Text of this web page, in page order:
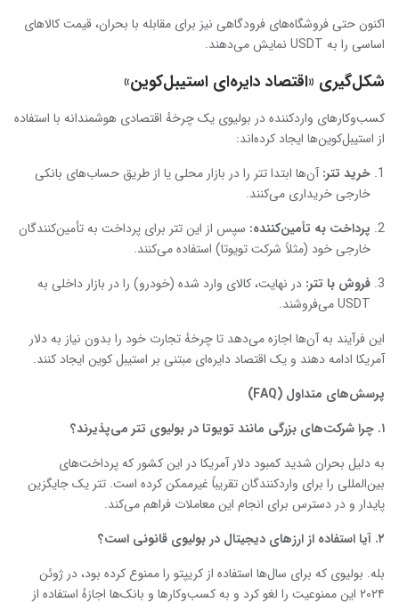
اکنون حتی فروشگاه‌های فرودگاهی نیز برای مقابله با بحران، قیمت کالاهای
اساسی را به USDT نمایش می‌دهند.
شکل‌گیری «اقتصاد دایره‌ای استیبل‌کوین»
کسب‌وکارهای واردکننده در بولیوی یک چرخهٔ اقتصادی هوشمندانه با استفاده
از استیبل‌کوین‌ها ایجاد کرده‌اند:
خرید تتر:آن‌ها ابتدا تتر را در بازار محلی یا از طریق حساب‌های بانکی
خارجی خریداری می‌کنند.
پرداخت به تأمین‌کننده: سپس از این تتر برای پرداخت به تأمین‌کنندگان
خارجی خود (مثلاً شرکت تویوتا) استفاده می‌کنند.
فروش با تتر: در نهایت، کالای وارد شده (خودرو) را در بازار داخلی به
USDT می‌فروشند.
این فرآیند به آن‌ها اجازه می‌دهد تا چرخهٔ تجارت خود را بدون نیاز به دلار
آمریکا ادامه دهند و یک اقتصاد دایره‌ای مبتنی بر استیبل ‌کوین ایجاد کنند.
پرسش‌های متداول (FAQ)
۱. چرا شرکت‌های بزرگی مانند تویوتا در بولیوی تتر می‌پذیرند؟
به دلیل بحران شدید کمبود دلار آمریکا در این کشور که پرداخت‌های
بین‌المللی را برای واردکنندگان تقریباً غیرممکن کرده است. تتر یک جایگزین
پایدار و در دسترس برای انجام این معاملات فراهم می‌کند.
۲. آیا استفاده از ارزهای دیجیتال در بولیوی قانونی است؟
بله. بولیوی که برای سال‌ها استفاده از کریپتو را ممنوع کرده بود، در ژوئن
۲۰۲۴ این ممنوعیت را لغو کرد و به کسب‌وکارها و بانک‌ها اجازهٔ استفاده از